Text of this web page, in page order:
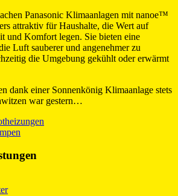
Panasonic Klimaanlagen mit nanoe™
attraktiv für Haushalte, die Wert auf
und Komfort legen. Sie bieten eine
Luft sauberer und angenehmer zu
die Umgebung gekühlt oder erwärmt
dank einer Sonnenkönig Klimaanlage stets
war gestern…